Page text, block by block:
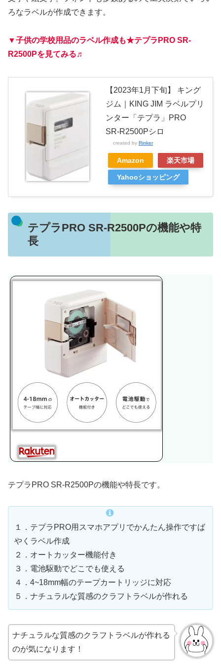
ろなラベルが作成できます。
▼子供の学校用品のラベル作成も★テプラPRO SR-
R2500Pを見てみる♬
【2023年1月下旬】 キング
ジム｜KING JIM ラベルプリ
ンター「テプラ」PRO
SR-R2500Pシロ
created by Rinker
Amazon 楽天市場
Yahooショッピング
テプラPRO SR-R2500Pの機能や特
長
テプラPRO SR-R2500Pの機能や特長です。
１．テプラPRO用スマホアプリでかんたん操作ですば
やくラベル作成
２．オートカッター機能付き
３．電池駆動でどこでも使える
４．4~18mm幅のテープカートリッジに対応
５．ナチュラルな質感のクラフトラベルが作れる
ナチュラルな質感のクラフトラベルが作れる
のが気になります！